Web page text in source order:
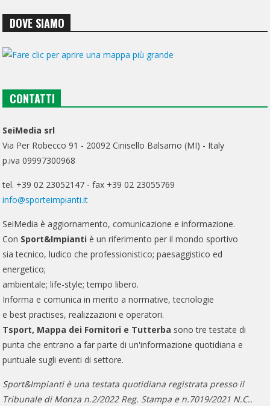
DOVE SIAMO
CONTATTI
SeiMedia srl
Via Per Robecco 91 - 20092 Cinisello Balsamo (MI) - Italy
p.iva 09997300968
tel. +39 02 23052147 - fax +39 02 23055769
info@sporteimpianti.it
SeiMedia è aggiornamento, comunicazione e informazione.
Con Sport&Impianti è un riferimento per il mondo sportivo
sia tecnico, ludico che professionistico; paesaggistico ed
energetico;
ambientale; life-style; tempo libero.
Informa e comunica in merito a normative, tecnologie
e best practises, realizzazioni e operatori.
Tsport, Mappa dei Fornitori e Tutterba sono tre testate di
punta che entrano a far parte di un'informazione quotidiana e
puntuale sugli eventi di settore.
Sport&Impianti è una testata quotidiana registrata presso il
Tribunale di Monza n.2/2022 Reg. Stampa e n.7019/2021 N.C..